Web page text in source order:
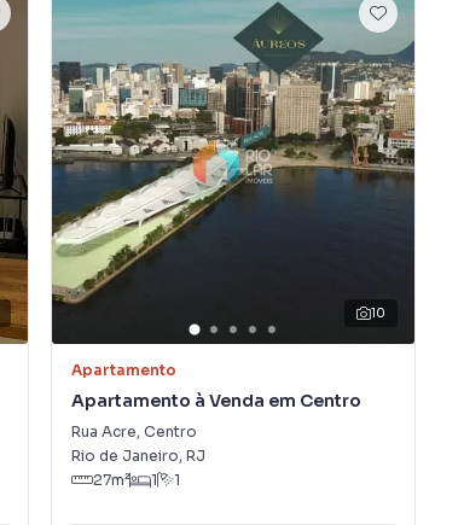
10
Apartamento
Apartamento à Venda em Centro
Rua Acre, Centro
Rio de Janeiro, RJ
27m² 1 1